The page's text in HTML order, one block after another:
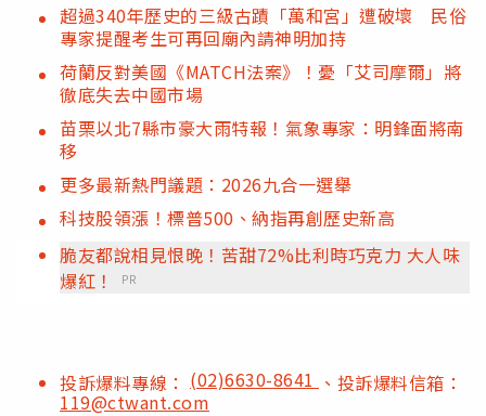
超過340年歷史的三級古蹟「萬和宮」遭破壞 民俗
專家提醒考生可再回廟內請神明加持
荷蘭反對美國《MATCH法案》！憂「艾司摩爾」將
徹底失去中國市場
苗栗以北7縣市豪大雨特報！氣象專家：明鋒面將南
移
更多最新熱門議題：2026九合一選舉
科技股領漲！標普500、納指再創歷史新高
脆友都說相見恨晚！苦甜72%比利時巧克力 大人味
爆紅！
PR
投訴爆料專線： (02)6630-8641 、投訴爆料信箱：
119@ctwant.com